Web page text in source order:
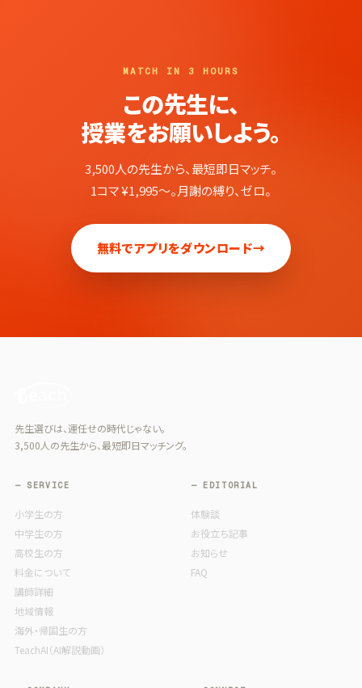
MATCH IN 3 HOURS
この先生に、
授業をお願いしよう。
3,500人の先生から、最短即日マッチ。
1コマ ¥1,995〜。月謝の縛り、ゼロ。
無料でアプリをダウンロード→
先生選びは、運任せの時代じゃない。
3,500人の先生から、最短即日マッチング。
— SERVICE
小学生の方
中学生の方
高校生の方
料金について
講師詳細
地域情報
海外・帰国生の方
TeachAI（AI解説動画）
— EDITORIAL
体験談
お役立ち記事
お知らせ
FAQ